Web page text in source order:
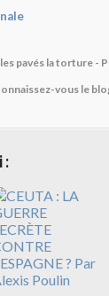
pavés la torture -
vous le
: